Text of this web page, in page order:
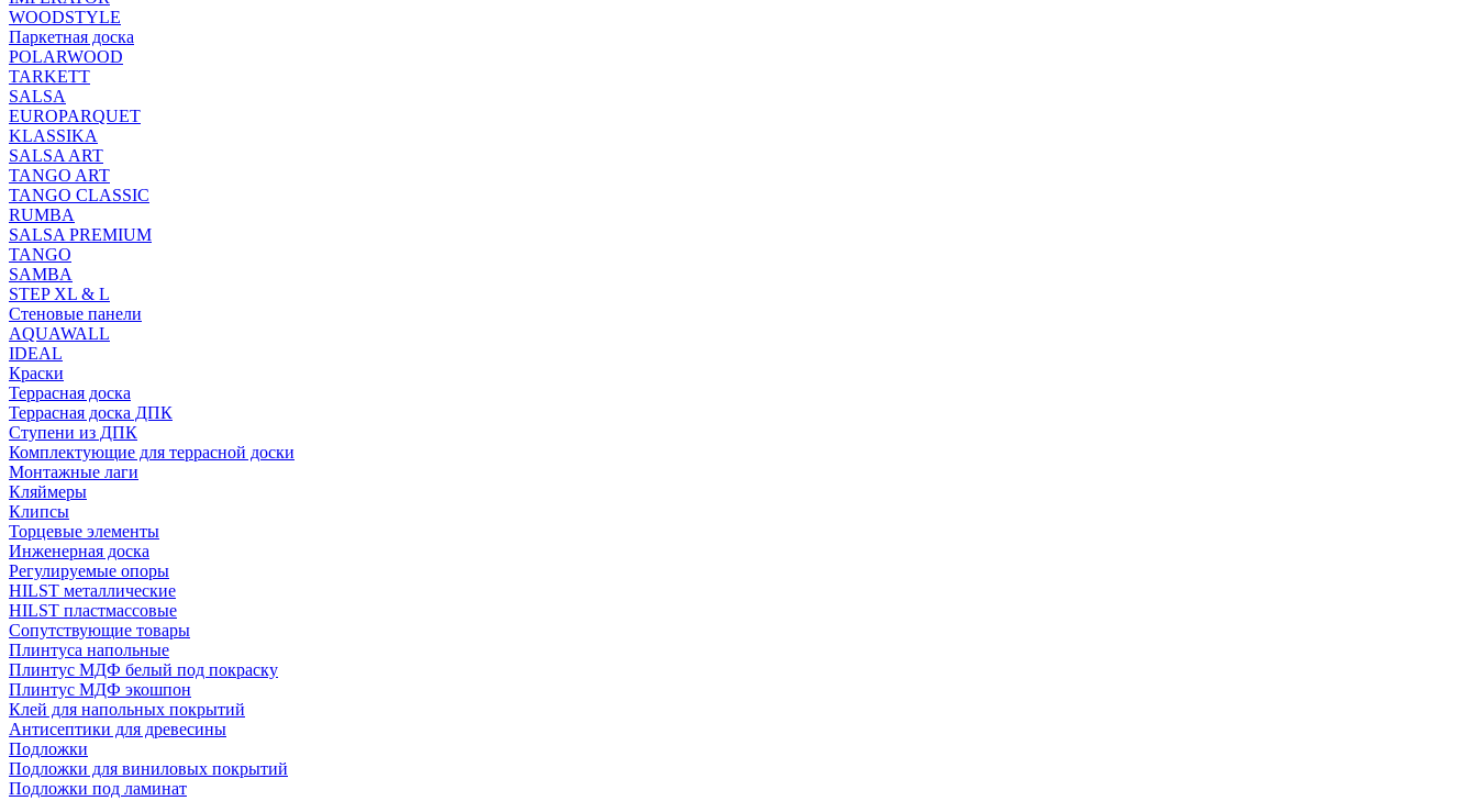
WOODSTYLE
Паркетная доска
POLARWOOD
TARKETT
SALSA
EUROPARQUET
KLASSIKA
SALSA ART
TANGO ART
TANGO CLASSIC
RUMBA
SALSA PREMIUM
TANGO
SAMBA
STEP XL & L
Стеновые панели
AQUAWALL
IDEAL
Краски
Террасная доска
Террасная доска ДПК
Ступени из ДПК
Комплектующие для террасной доски
Монтажные лаги
Кляймеры
Клипсы
Торцевые элементы
Инженерная доска
Регулируемые опоры
HILST металлические
HILST пластмассовые
Сопутствующие товары
Плинтуса напольные
Плинтус МДФ белый под покраску
Плинтус МДФ экошпон
Клей для напольных покрытий
Антисептики для древесины
Подложки
Подложки для виниловых покрытий
Подложки под ламинат